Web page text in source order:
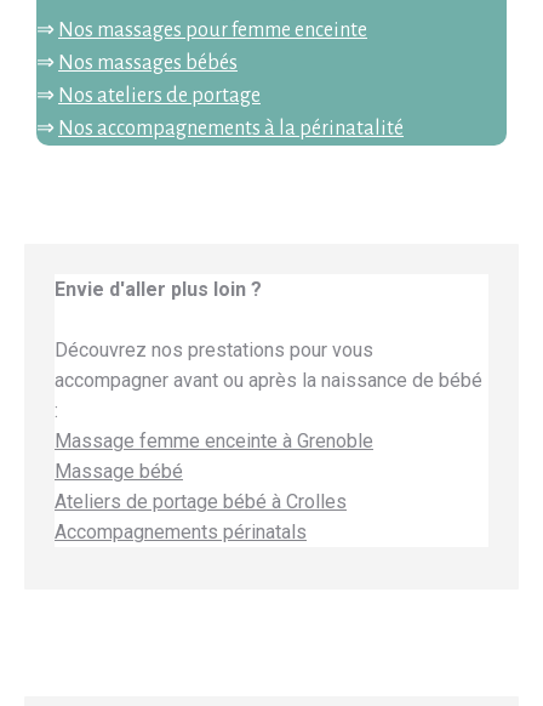
⇒ Nos massages pour femme enceinte
⇒ Nos massages bébés
⇒ Nos ateliers de portage
⇒ Nos accompagnements à la périnatalité
Envie d'aller plus loin ?
Découvrez nos prestations pour vous
accompagner avant ou après la naissance de bébé
:
Massage femme enceinte à Grenoble
Massage bébé
Ateliers de portage bébé à Crolles
Accompagnements périnatals